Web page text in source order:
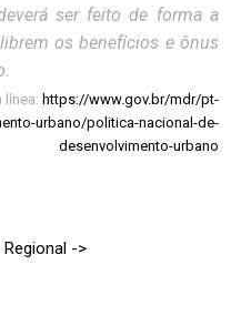
ser feito de forma a
os benefícios e ônus
línea: https://www.gov.br/mdr/pt-
urbano/politica-nacional-de-
desenvolvimento-urbano
->